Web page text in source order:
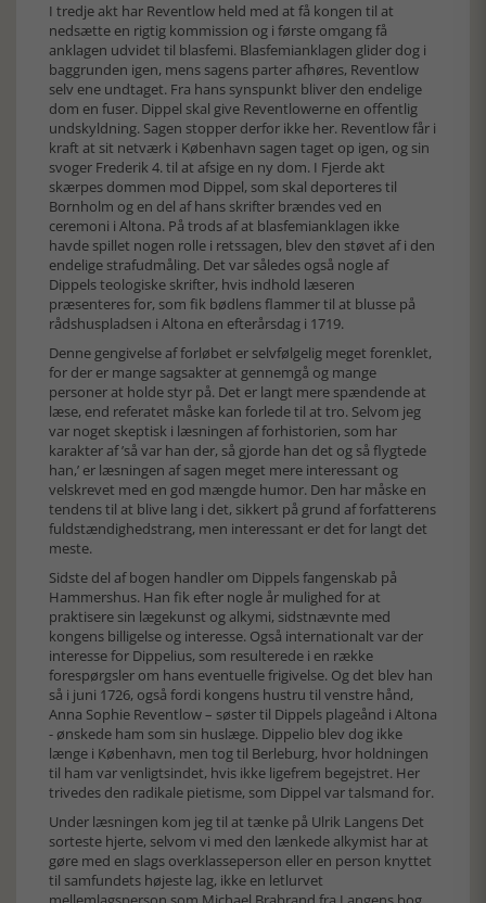
I tredje akt har Reventlow held med at få kongen til at
nedsætte en rigtig kommission og i første omgang få
anklagen udvidet til blasfemi. Blasfemianklagen glider dog i
baggrunden igen, mens sagens parter afhøres, Reventlow
selv ene undtaget. Fra hans synspunkt bliver den endelige
dom en fuser. Dippel skal give Reventlowerne en offentlig
undskyldning. Sagen stopper derfor ikke her. Reventlow får i
kraft at sit netværk i København sagen taget op igen, og sin
svoger Frederik 4. til at afsige en ny dom. I Fjerde akt
skærpes dommen mod Dippel, som skal deporteres til
Bornholm og en del af hans skrifter brændes ved en
ceremoni i Altona. På trods af at blasfemianklagen ikke
havde spillet nogen rolle i retssagen, blev den støvet af i den
endelige strafudmåling. Det var således også nogle af
Dippels teologiske skrifter, hvis indhold læseren
præsenteres for, som fik bødlens flammer til at blusse på
rådshuspladsen i Altona en efterårsdag i 1719.
Denne gengivelse af forløbet er selvfølgelig meget forenklet,
for der er mange sagsakter at gennemgå og mange
personer at holde styr på. Det er langt mere spændende at
læse, end referatet måske kan forlede til at tro. Selvom jeg
var noget skeptisk i læsningen af forhistorien, som har
karakter af ’så var han der, så gjorde han det og så flygtede
han,’ er læsningen af sagen meget mere interessant og
velskrevet med en god mængde humor. Den har måske en
tendens til at blive lang i det, sikkert på grund af forfatterens
fuldstændighedstrang, men interessant er det for langt det
meste.
Sidste del af bogen handler om Dippels fangenskab på
Hammershus. Han fik efter nogle år mulighed for at
praktisere sin lægekunst og alkymi, sidstnævnte med
kongens billigelse og interesse. Også internationalt var der
interesse for Dippelius, som resulterede i en række
forespørgsler om hans eventuelle frigivelse. Og det blev han
så i juni 1726, også fordi kongens hustru til venstre hånd,
Anna Sophie Reventlow – søster til Dippels plageånd i Altona
- ønskede ham som sin huslæge. Dippelio blev dog ikke
længe i København, men tog til Berleburg, hvor holdningen
til ham var venligtsindet, hvis ikke ligefrem begejstret. Her
trivedes den radikale pietisme, som Dippel var talsmand for.
Under læsningen kom jeg til at tænke på Ulrik Langens Det
sorteste hjerte, selvom vi med den lænkede alkymist har at
gøre med en slags overklasseperson eller en person knyttet
til samfundets højeste lag, ikke en letlurvet